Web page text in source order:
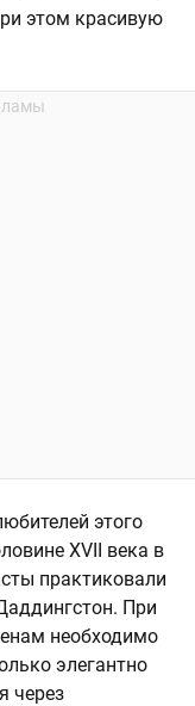
этом красивую
этого
XVII века в
практиковали
При
необходимо
элегантно
через